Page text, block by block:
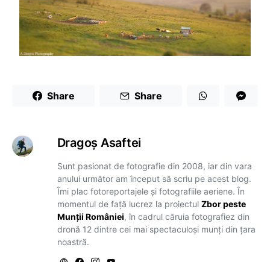
Share Share
Dragoş Asaftei
Sunt pasionat de fotografie din 2008, iar din vara
anului următor am început să scriu pe acest blog.
Îmi plac fotoreportajele și fotografiile aeriene. În
momentul de față lucrez la proiectul Zbor peste
Munții României, în cadrul căruia fotografiez din
dronă 12 dintre cei mai spectaculoși munți din țara
noastră.